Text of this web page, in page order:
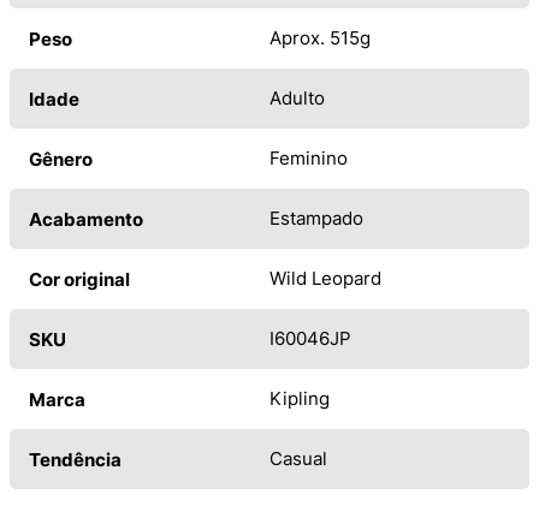
Peso Aprox. 515g
Idade Adulto
Gênero Feminino
Acabamento Estampado
Cor original Wild Leopard
SKU I60046JP
Marca Kipling
Tendência Casual